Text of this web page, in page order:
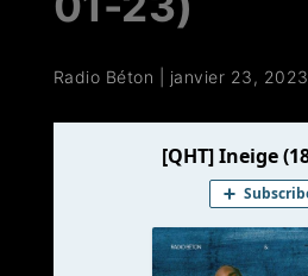
Radio Béton janvier 23, 2023